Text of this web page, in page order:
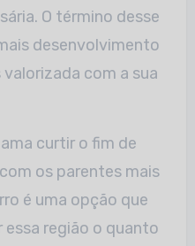
O término desse
desenvolvimento
com a sua
curtir o fim de
os parentes mais
é uma opção que
região o quanto